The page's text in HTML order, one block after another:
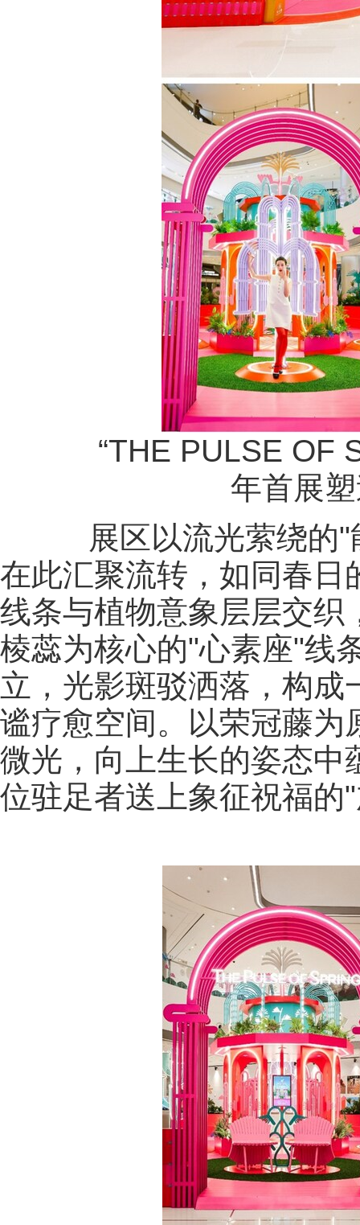
“THE PULSE OF
年首展
展区以流光萦绕的"
在此汇聚流转，如同春日
线条与植物意象层层交织
棱蕊为核心的"心素座"线
立，光影斑驳洒落，构
谧疗愈空间。以荣冠藤为
微光，向上生长的姿态中
位驻足者送上象征祝福的